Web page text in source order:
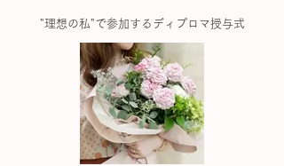
"理想の私"で参加するディプロマ授与式